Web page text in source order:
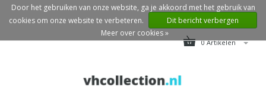
0 Artikelen
Door het gebruiken van onze website, ga je akkoord met het gebruik van
cookies om onze website te verbeteren.
Dit bericht verbergen
Meer over cookies »